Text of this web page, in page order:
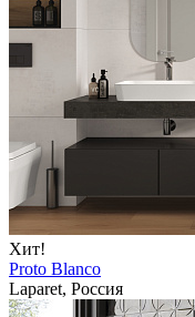
Хит!
Proto Blanco
Laparet, Россия